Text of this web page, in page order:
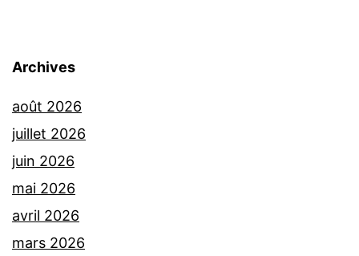
Archives
août 2026
juillet 2026
juin 2026
mai 2026
avril 2026
mars 2026